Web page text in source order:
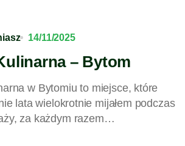
14/11/2025
– Bytom
w Bytomiu to miejsce, które
lata wielokrotnie mijałem podczas
za każdym razem…